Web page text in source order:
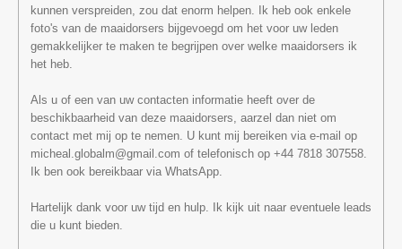
kunnen verspreiden, zou dat enorm helpen. Ik heb ook enkele
foto's van de maaidorsers bijgevoegd om het voor uw leden
gemakkelijker te maken te begrijpen over welke maaidorsers ik
het heb.
Als u of een van uw contacten informatie heeft over de
beschikbaarheid van deze maaidorsers, aarzel dan niet om
contact met mij op te nemen. U kunt mij bereiken via e-mail op
micheal.globalm@gmail.com of telefonisch op +44 7818 307558.
Ik ben ook bereikbaar via WhatsApp.
Hartelijk dank voor uw tijd en hulp. Ik kijk uit naar eventuele leads
die u kunt bieden.